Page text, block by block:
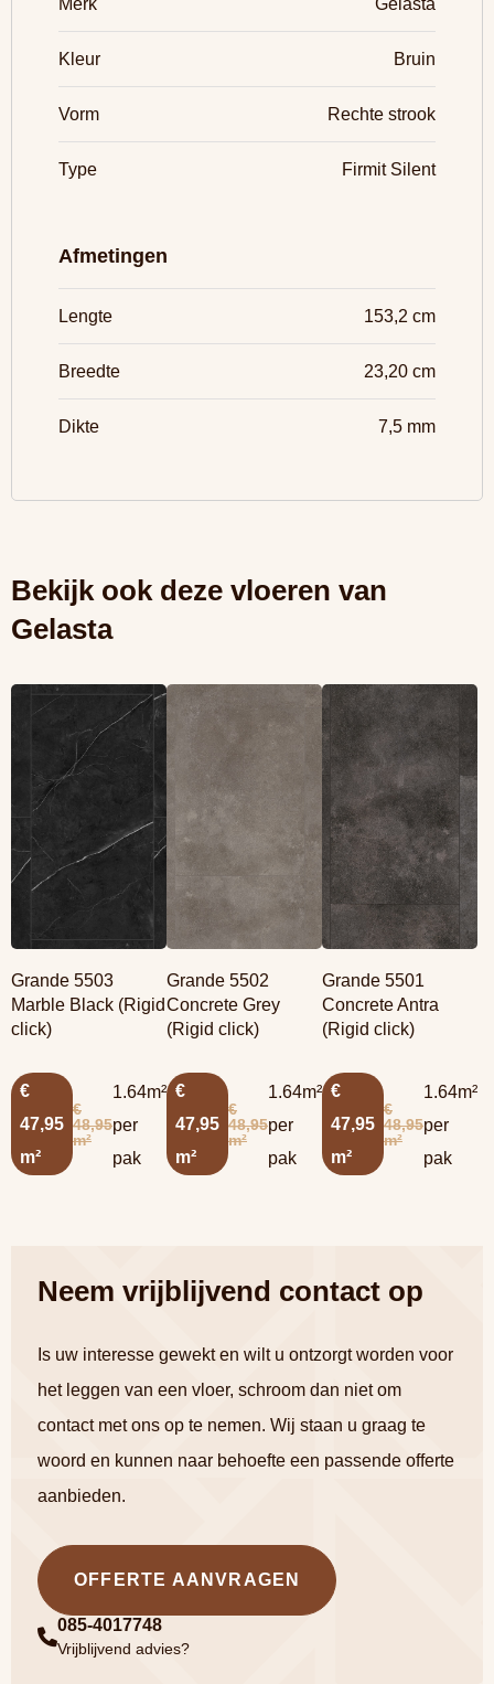
Merk Gelasta
Kleur Bruin
Vorm Rechte strook
Type Firmit Silent
Afmetingen
Lengte 153,2 cm
Breedte 23,20 cm
Dikte 7,5 mm
Bekijk ook deze vloeren van
Gelasta
Grande 5503
Marble Black (Rigid
click)
€
47,95
m²
€
48,95
m²
1.64m²
per
pak
Lees meer
overGrande 5503
Marble Black (Rigid
click)
Grande 5502
Concrete Grey
(Rigid click)
€
47,95
m²
€
48,95
m²
1.64m²
per
pak
Lees meer
(Rigid click)
Grande 5501
Concrete Antra
(Rigid click)
€
47,95
m²
€
48,95
m²
1.64m²
per
pak
Lees meer
overGrande 5501
Concrete Antra
(Rigid click)
Neem vrijblijvend contact op
Is uw interesse gewekt en wilt u ontzorgt worden voor
het leggen van een vloer, schroom dan niet om
contact met ons op te nemen. Wij staan u graag te
woord en kunnen naar behoefte een passende offerte
aanbieden.
OFFERTE AANVRAGEN
085-4017748
Vrijblijvend advies?